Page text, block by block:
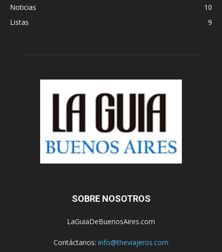
Noticias
10
Listas
9
SOBRE NOSOTROS
LaGuiaDeBuenosAires.com
Contáctanos: info@theviajeros.com